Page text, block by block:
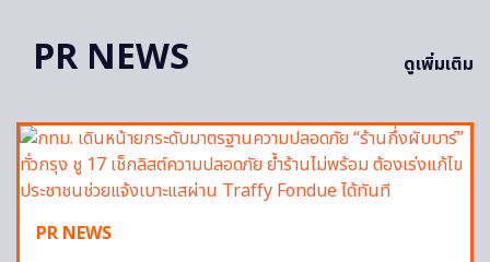
PR NEWS ดูเพิ่มเติม
PR NEWS